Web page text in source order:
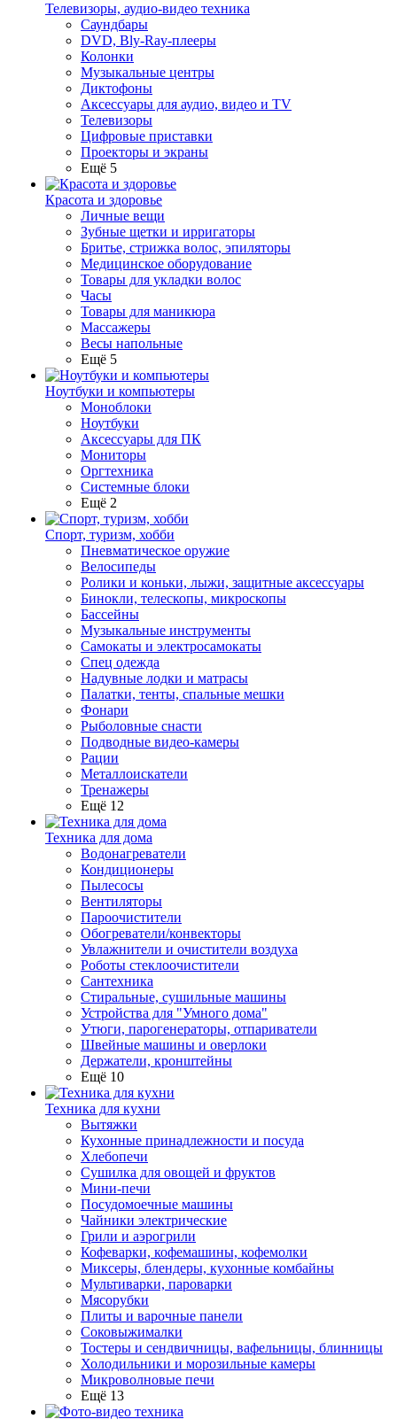
Телевизоры, аудио-видео техника
Саундбары
DVD, Bly-Ray-плееры
Колонки
Музыкальные центры
Диктофоны
Аксессуары для аудио, видео и TV
Телевизоры
Цифровые приставки
Проекторы и экраны
Ещё 5
Красота и здоровье
Личные вещи
Зубные щетки и ирригаторы
Бритье, стрижка волос, эпиляторы
Медицинское оборудование
Товары для укладки волос
Часы
Товары для маникюра
Массажеры
Весы напольные
Ещё 5
Ноутбуки и компьютеры
Моноблоки
Ноутбуки
Аксессуары для ПК
Мониторы
Оргтехника
Системные блоки
Ещё 2
Спорт, туризм, хобби
Пневматическое оружие
Велосипеды
Ролики и коньки, лыжи, защитные аксессуары
Бинокли, телескопы, микроскопы
Бассейны
Музыкальные инструменты
Самокаты и электросамокаты
Спец одежда
Надувные лодки и матрасы
Палатки, тенты, спальные мешки
Фонари
Рыболовные снасти
Подводные видео-камеры
Рации
Металлоискатели
Тренажеры
Ещё 12
Техника для дома
Водонагреватели
Кондиционеры
Пылесосы
Вентиляторы
Пароочистители
Обогреватели/конвекторы
Увлажнители и очистители воздуха
Роботы стеклоочистители
Сантехника
Стиральные, сушильные машины
Устройства для "Умного дома"
Утюги, парогенераторы, отпариватели
Швейные машины и оверлоки
Держатели, кронштейны
Ещё 10
Техника для кухни
Вытяжки
Кухонные принадлежности и посуда
Хлебопечи
Сушилка для овощей и фруктов
Мини-печи
Посудомоечные машины
Чайники электрические
Грили и аэрогрили
Кофеварки, кофемашины, кофемолки
Миксеры, блендеры, кухонные комбайны
Мультиварки, пароварки
Мясорубки
Плиты и варочные панели
Соковыжималки
Тостеры и сендвичницы, вафельницы, блинницы
Холодильники и морозильные камеры
Микроволновые печи
Ещё 13